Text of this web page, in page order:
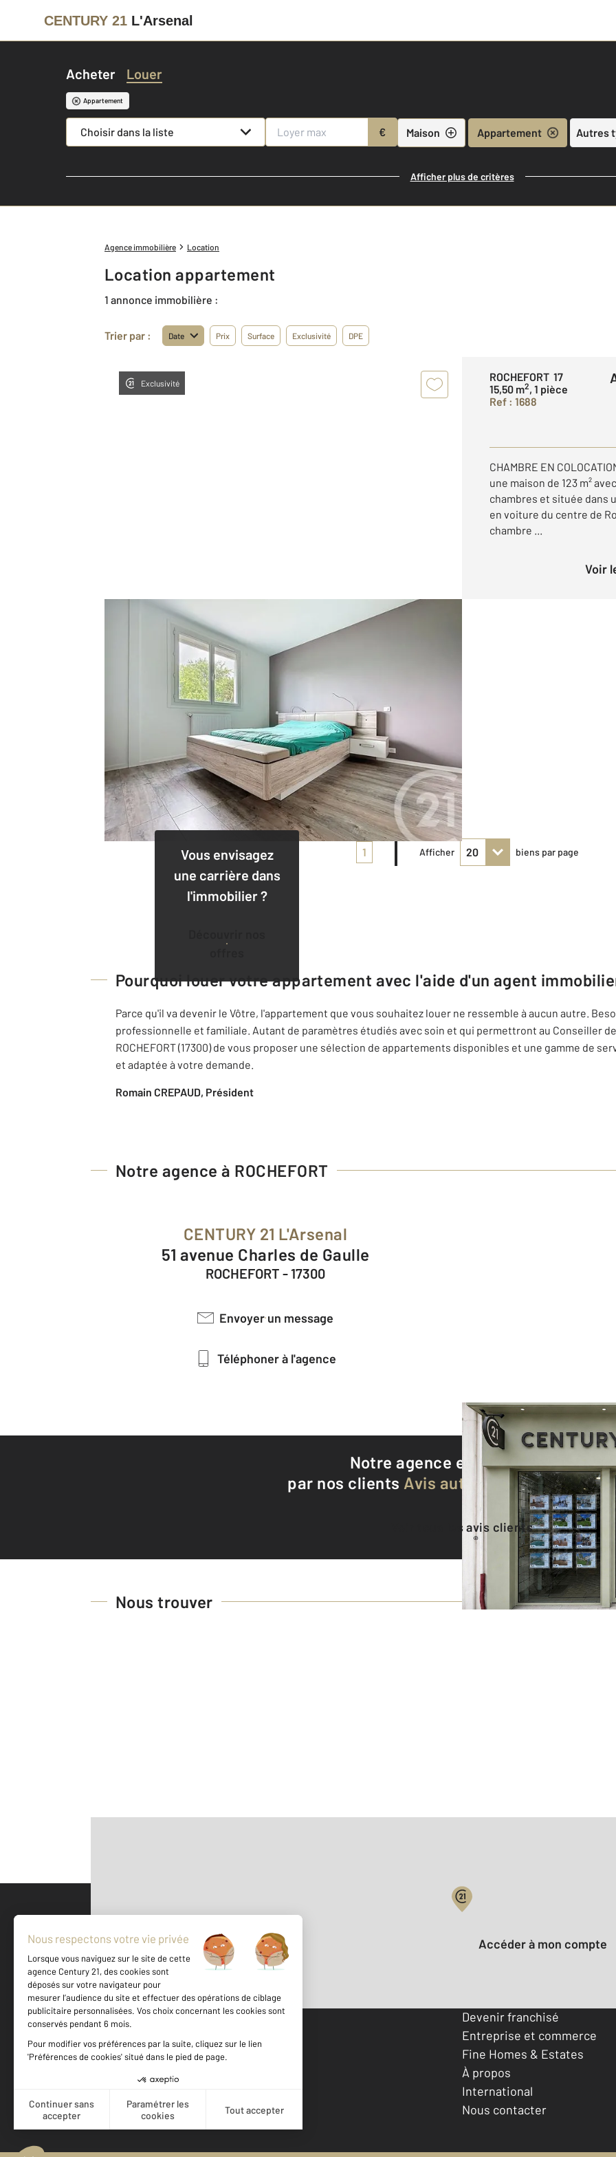
CENTURY 21 L'Arsenal
Acheter Louer
Appartement
Choisir dans la liste € Maison Appartement Autres
Afficher plus de critères
Agence immobilière Location
Location appartement
1 annonce immobilière :
Trier par : Date Prix Surface Exclusivité DPE
Exclusivité
ROCHEFORT 17
15,50 m2, 1 pièce
Ref : 1688
CHAMBRE EN
une maison de 123 m²
chambres et située dans
en voiture du centre de
chambre ...
Voir
Vous envisagez
une carrière dans
l'immobilier ?
1 Afficher biens par page
Pourquoi louer votre appartement avec l'aide d'un agent
Parce qu'il va devenir le Vôtre, l'appartement que vous souhaitez louer ne ressemble à aucun autre.
professionnelle et familiale. Autant de paramètres étudiés avec soin et qui permettront au Conseiller
ROCHEFORT (17300) de vous proposer une sélection de appartements disponibles et une gamme de
et adaptée à votre demande.
Romain CREPAUD, Président
Notre agence à ROCHEFORT
CENTURY 21 L'Arsenal
51 avenue Charles de Gaulle
ROCHEFORT - 17300
Envoyer un message
Téléphoner à l'agence
Notre agence est notée9,1/10
par nos clients Avis authentifiés par
Voir tous les avis clients
Nous trouver
500 m ©Mappy
Parlons de vous, parlons biens
Votre compte :
Accéder à mon compte
Devenir franchisé
Entreprise et commerce
Fine Homes & Estates
À propos
International
Nous contacter